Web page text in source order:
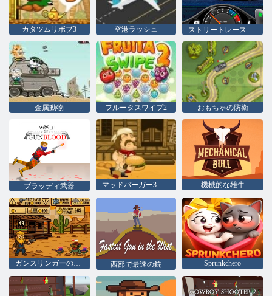
カタツムリボブ3 空港ラッシュ ストリートレースフューリー
金属動物 フルータスワイプ2 おもちゃの防衛
ブラッディ武器 マッドバーガー3：ワイルドウェスト 機械的な雄牛
ガンスリンガーの伝説 西部で最速の銃 Sprunkchero